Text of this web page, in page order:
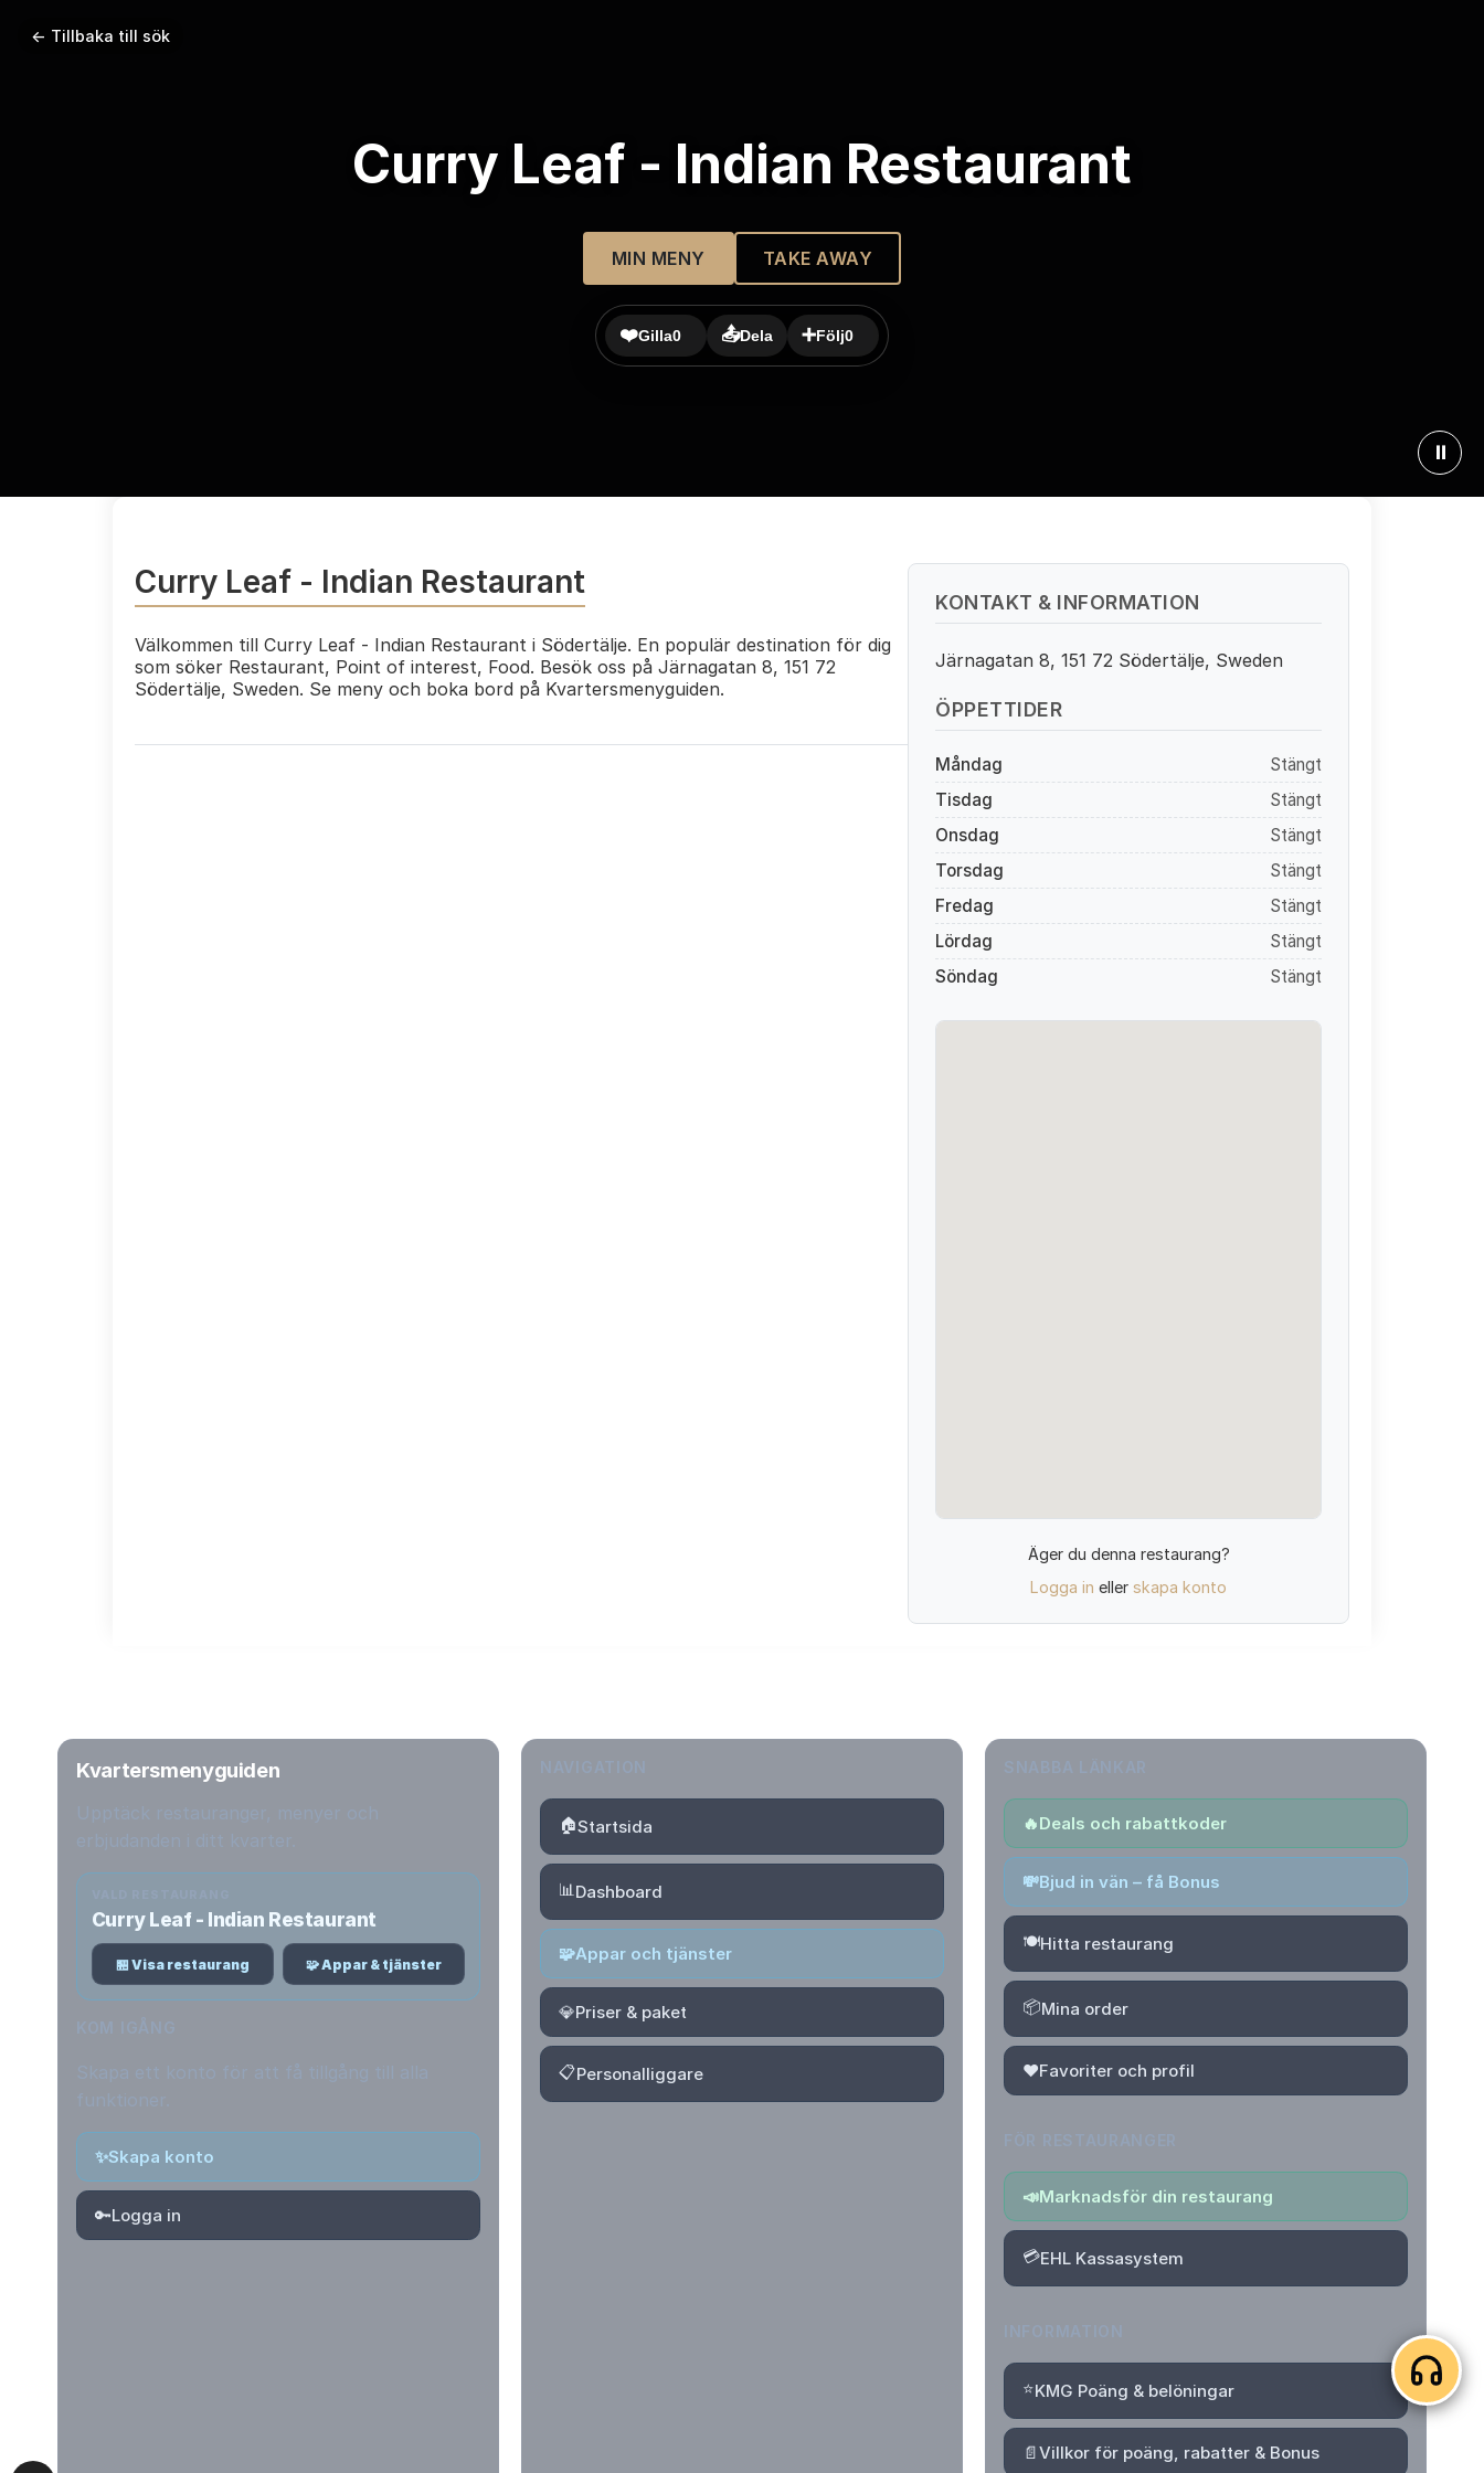
← Tillbaka till sök
Curry Leaf - Indian Restaurant
MIN MENY TAKE AWAY
❤️Gilla0 📤Dela ➕Följ0
⏸
Curry Leaf - Indian Restaurant
Välkommen till Curry Leaf - Indian Restaurant i Södertälje. En populär destination för dig
som söker Restaurant, Point of interest, Food. Besök oss på Järnagatan 8, 151 72
Södertälje, Sweden. Se meny och boka bord på Kvartersmenyguiden.
KONTAKT & INFORMATION
Järnagatan 8, 151 72 Södertälje, Sweden
ÖPPETTIDER
Måndag
Stängt
Tisdag
Stängt
Onsdag
Stängt
Torsdag
Stängt
Fredag
Stängt
Lördag
Stängt
Söndag
Stängt
Äger du denna restaurang?
Logga in eller skapa konto
Kvartersmenyguiden
Curry Leaf - Indian Restaurant
🏪 Visa restaurang 🧩 Appar & tjänster
✨Skapa konto
🔑Logga in
🏠Startsida
📊Dashboard
🧩Appar och tjänster
💎Priser & paket
📋Personalliggare
🔥Deals och rabattkoder
💸Bjud in vän – få Bonus
🍽️Hitta restaurang
📦Mina order
❤️Favoriter och profil
📣Marknadsför din restaurang
💳EHL Kassasystem
⭐KMG Poäng & belöningar
📄Villkor för poäng, rabatter & Bonus